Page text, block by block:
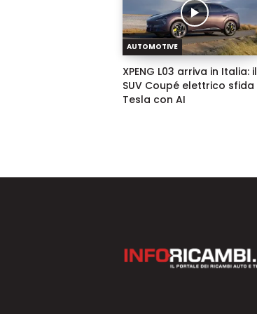
AUTOMOTIVE
XPENG L03 arriva in Italia: il
SUV Coupé elettrico sfida
Tesla con AI